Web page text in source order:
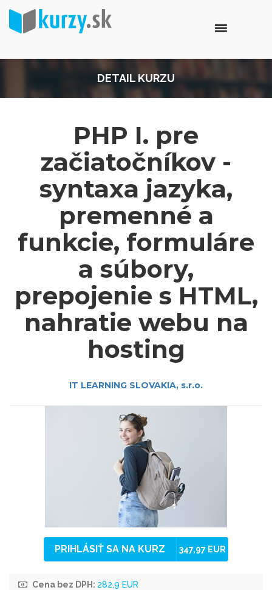
DETAIL KURZU
PHP I. pre
začiatočníkov -
syntaxa jazyka,
premenné a
funkcie, formuláre
a súbory,
prepojenie s HTML,
nahratie webu na
hosting
IT LEARNING SLOVAKIA, s.r.o.
PRIHLÁSIŤ SA NA KURZ 347,97 EUR
Cena bez DPH: 282,9 EUR